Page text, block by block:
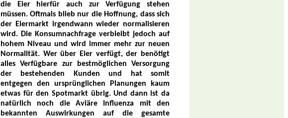
die Eier hierfür auch zur Verfügung stehen
müssen. Oftmals blieb nur die Hoffnung, dass sich
der Eiermarkt irgendwann wieder normalisieren
wird. Die Konsumnachfrage verbleibt jedoch auf
hohem Niveau und wird immer mehr zur neuen
Normalität. Wer über Eier verfügt, der benötigt
alles Verfügbare zur bestmöglichen Versorgung
der bestehenden Kunden und hat somit
entgegen den ursprünglichen Planungen kaum
etwas für den Spotmarkt übrig. Und dann ist da
natürlich noch die Aviäre Influenza mit den
bekannten Auswirkungen auf die gesamte